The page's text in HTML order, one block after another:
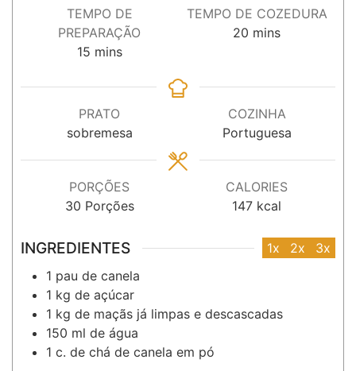
TEMPO DE
PREPARAÇÃO
15minutos
mins
TEMPO DE COZEDURA
20 minutos
mins
PRATO
sobremesa
COZINHA
Portuguesa
PORÇÕES
30 Porções
CALORIES
147 kcal
INGREDIENTES 1x 2x
3x
1 pau de canela
1 kg de açúcar
1 kg de maçãs já limpas e descascadas
150 ml de água
1 c. de chá de canela em pó